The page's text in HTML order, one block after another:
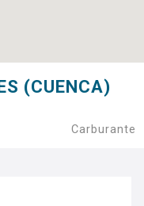
(CUENCA)
Carburante